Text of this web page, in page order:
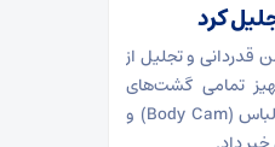
کرد
و تجلیل از
تمامی گشت‌های
انتظامی این شهرستان به دوربین‌های روی لباس (Body Cam) و